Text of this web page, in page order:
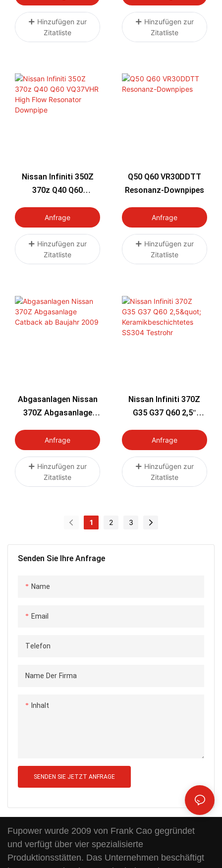
Senden Sie Ihre Anfrage
Name
Email
Telefon
Name Der Firma
Inhalt
SENDEN SIE JETZT ANFRAGE
Hinzufügen zur
Zitatliste
Hinzufügen zur
Zitatliste
Nissan Infiniti 350Z
370z Q40 Q60
Resonator Downpipe
Anfrage
Hinzufügen zur
Zitatliste
Q50 Q60 VR30DDTT
Resonanz-Downpipes
Anfrage
Hinzufügen zur
Zitatliste
Abgasanlagen Nissan
370Z Abgasanlage
2009
Anfrage
Hinzufügen zur
Zitatliste
Nissan Infiniti 370Z
G35 G37 Q60 2,5"
SS304 Testrohr
Anfrage
Hinzufügen zur
Zitatliste
1 2 3
Fupower wurde 2009 von Frank Cao gegründet
und verfügt über vier spezialisierte
Produktionsstätten. Das Unternehmen beschäftigt